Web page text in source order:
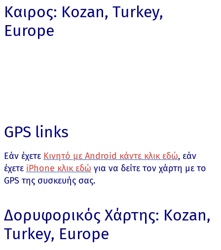
Καιρος: Kozan, Turkey,
Europe
GPS links
Εάν έχετε Κινητό με Android κάντε κλικ εδώ, εάν
έχετε iPhone κλικ εδώ για να δείτε τον χάρτη με το
GPS της συσκευής σας.
Δορυφορικός Χάρτης: Kozan,
Turkey, Europe